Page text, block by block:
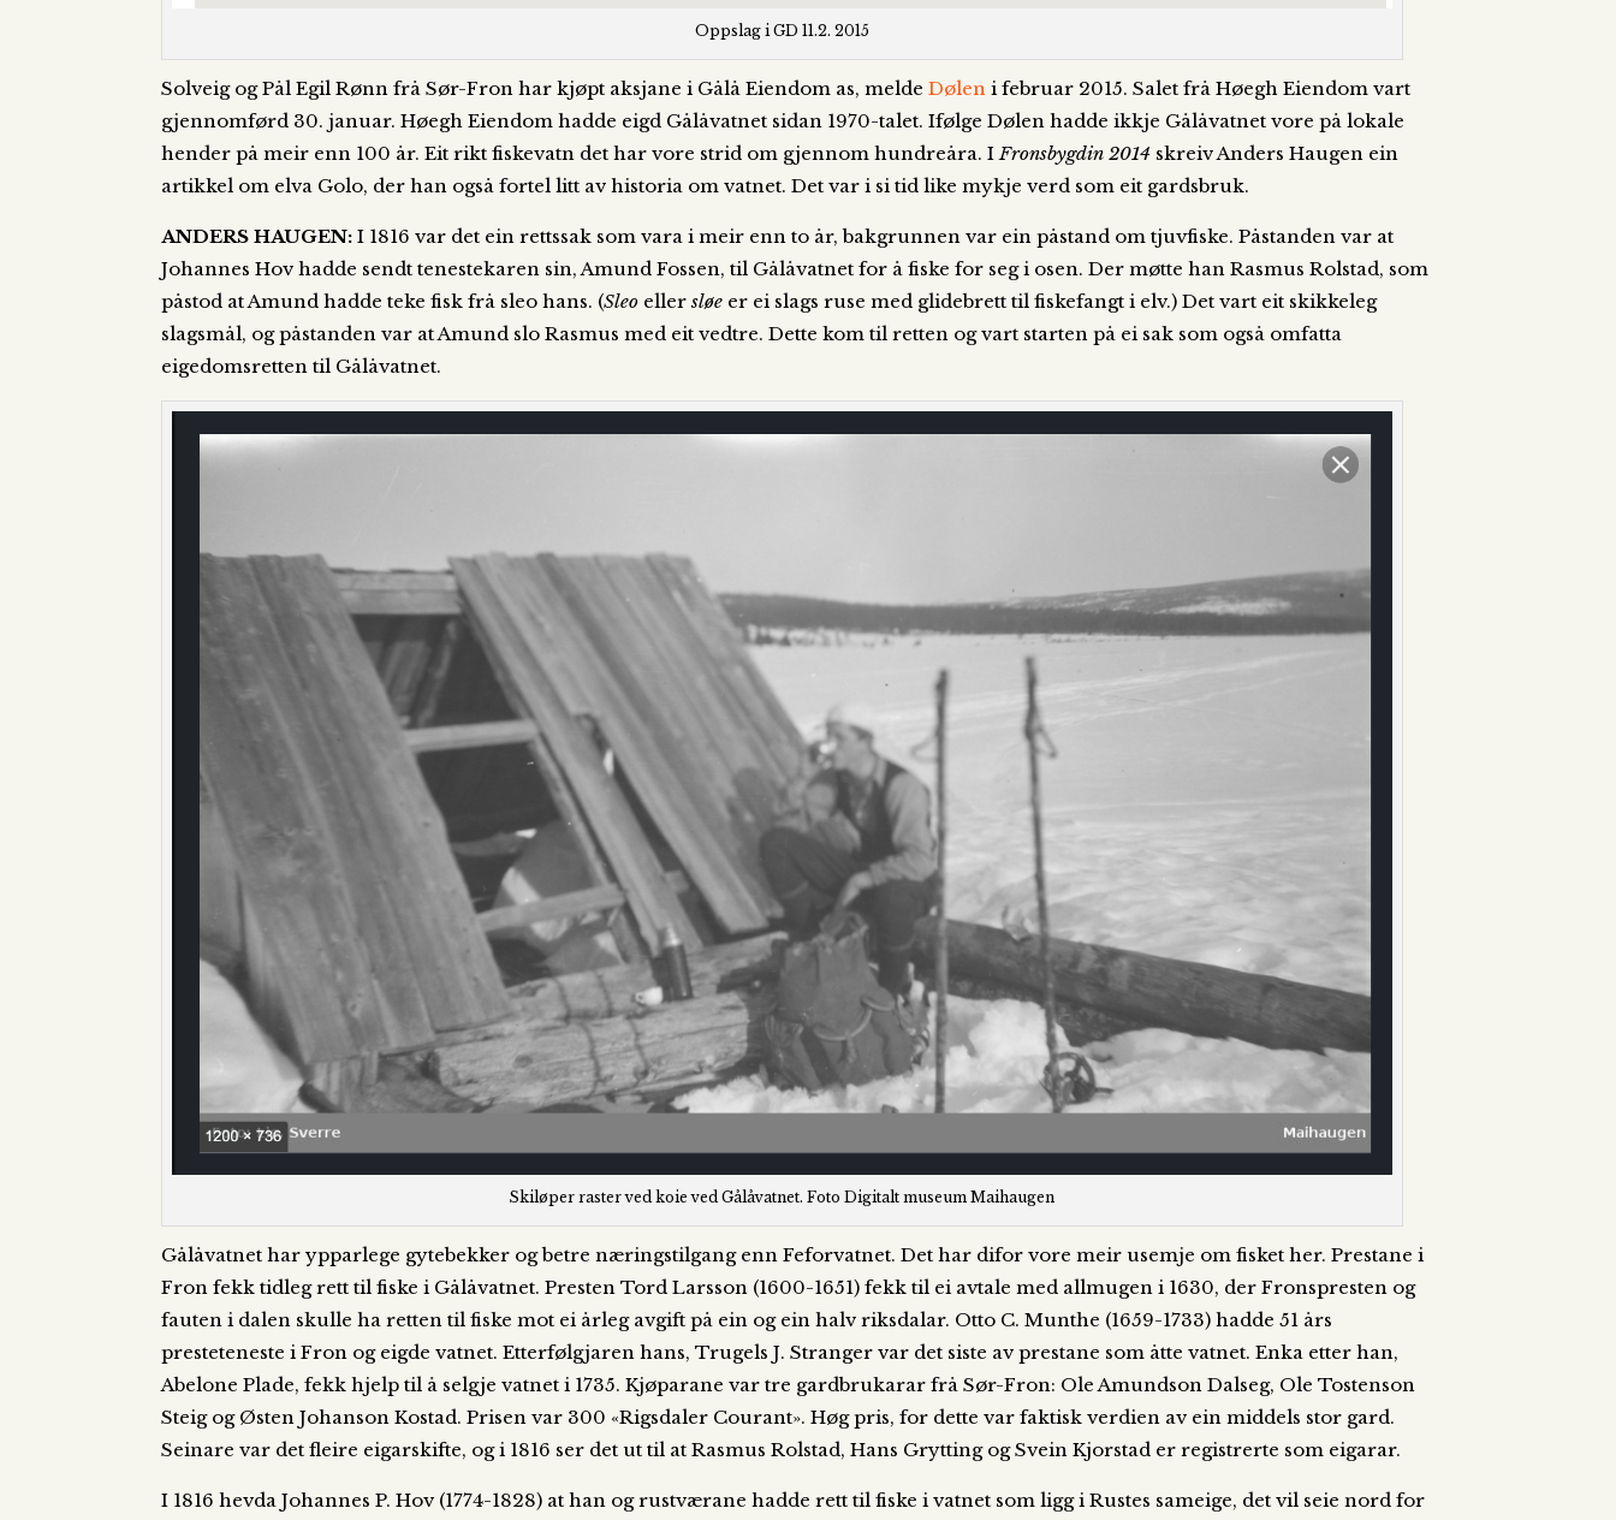
Oppslag i GD 11.2. 2015
Solveig og Pål Egil Rønn frå Sør-Fron har kjøpt aksjane i Gålå Eiendom as, meldeDølen i februar 2015. Salet frå Høegh Eiendom vart
gjennomførd 30. januar. Høegh Eiendom hadde eigd Gålåvatnet sidan 1970-talet. Ifølge Dølen hadde ikkje Gålåvatnet vore på lokale
hender på meir enn 100 år. Eit rikt fiskevatn det har vore strid om gjennom hundreåra. IFronsbygdin 2014 skreiv Anders Haugen ein
artikkel om elva Golo, der han også fortel litt av historia om vatnet. Det var i si tid like mykje verd som eit gardsbruk.
ANDERS HAUGEN: I 1816 var det ein rettssak som vara i meir enn to år, bakgrunnen var ein påstand om tjuvfiske. Påstanden var at
Johannes Hov hadde sendt tenestekaren sin, Amund Fossen, til Gålåvatnet for å fiske for seg i osen. Der møtte han Rasmus Rolstad, som
påstod at Amund hadde teke fisk frå sleo hans. (Sleo ellersløe er ei slags ruse med glidebrett til fiskefangt i elv.) Det vart eit skikkeleg
slagsmål, og påstanden var at Amund slo Rasmus med eit vedtre. Dette kom til retten og vart starten på ei sak som også omfatta
eigedomsretten til Gålåvatnet.
Skiløper raster ved koie ved Gålåvatnet. Foto Digitalt museum Maihaugen
Gålåvatnet har ypparlege gytebekker og betre næringstilgang enn Feforvatnet. Det har difor vore meir usemje om fisket her. Prestane i
Fron fekk tidleg rett til fiske i Gålåvatnet. Presten Tord Larsson (1600-1651) fekk til ei avtale med allmugen i 1630, der Fronspresten og
fauten i dalen skulle ha retten til fiske mot ei årleg avgift på ein og ein halv riksdalar. Otto C. Munthe (1659-1733) hadde 51 års
presteteneste i Fron og eigde vatnet. Etterfølgjaren hans, Trugels J. Stranger var det siste av prestane som åtte vatnet. Enka etter han,
Abelone Plade, fekk hjelp til å selgje vatnet i 1735. Kjøparane var tre gardbrukarar frå Sør-Fron: Ole Amundson Dalseg, Ole Tostenson
Steig og Østen Johanson Kostad. Prisen var 300 «Rigsdaler Courant». Høg pris, for dette var faktisk verdien av ein middels stor gard.
Seinare var det fleire eigarskifte, og i 1816 ser det ut til at Rasmus Rolstad, Hans Grytting og Svein Kjorstad er registrerte som eigarar.
I 1816 hevda Johannes P. Hov (1774-1828) at han og rustværane hadde rett til fiske i vatnet som ligg i Rustes sameige, det vil seie nord for